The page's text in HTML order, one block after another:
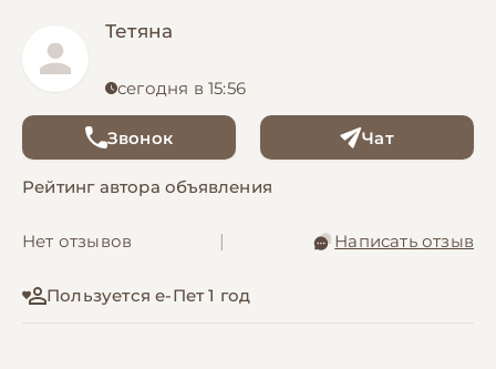
Тетяна
сегодня в 15:56
Звонок Чат
Рейтинг автора объявления
Нет отзывов Написать отзыв
Пользуется е-Пет 1 год